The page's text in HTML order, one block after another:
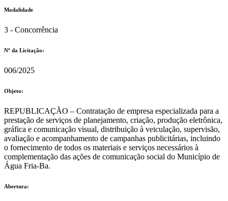
Modalidade
3 - Concorrência
Nº da Licitação: ​​
006/2025
Objeto:
REPUBLICAÇÃO – Contratação de empresa especializada para a
prestação de serviços de planejamento, criação, produção eletrônica,
gráfica e comunicação visual, distribuição à veiculação, supervisão,
avaliação e acompanhamento de campanhas publicitárias, incluindo
o fornecimento de todos os materiais e serviços necessários à
complementação das ações de comunicação social do Município de
Água Fria-Ba.
Abertura: